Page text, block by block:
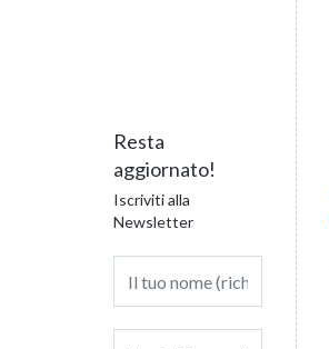
Resta
aggiornato!
Iscriviti alla
Newsletter